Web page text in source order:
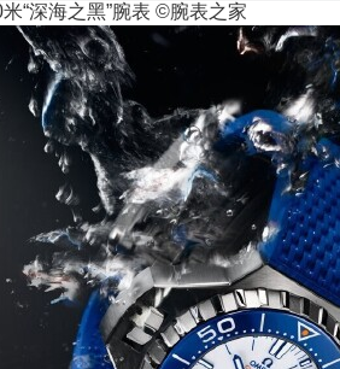
“深海之黑”腕表 ©腕表之家